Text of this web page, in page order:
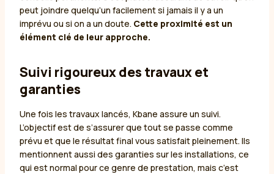
peut joindre quelqu’un facilement si jamais il y a un
imprévu ou si on a un doute. Cette proximité est un
élément clé de leur approche.
Suivi rigoureux des travaux et
garanties
Une fois les travaux lancés, Kbane assure un suivi.
L’objectif est de s’assurer que tout se passe comme
prévu et que le résultat final vous satisfait pleinement. Ils
mentionnent aussi des garanties sur les installations, ce
qui est normal pour ce genre de prestation, mais c’est